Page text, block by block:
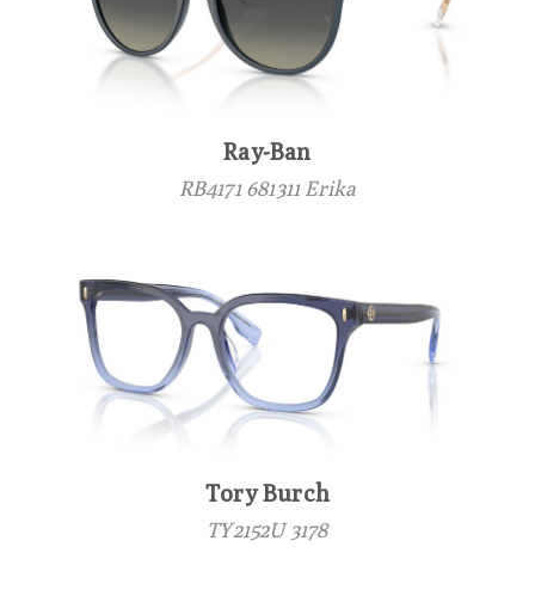
Ray-Ban
RB4171 681311 Erika
Tory Burch
TY2152U 3178